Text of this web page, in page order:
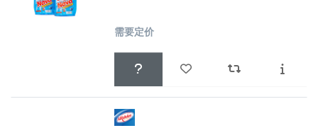
需要定价